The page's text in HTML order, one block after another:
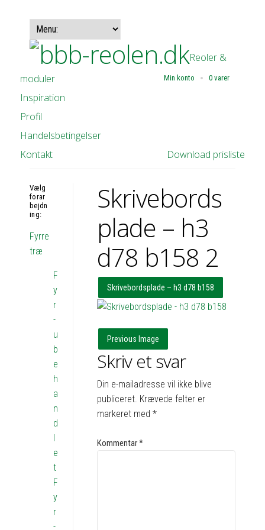
Min konto 0 varer
Reoler &
moduler
Inspiration
Profil
Handelsbetingelser
Download prisliste
Kontakt
Skrivebords
plade – h3
d78 b158 2
Skrivebordsplade – h3 d78 b158
Previous Image
Skriv et svar
Din e-mailadresse vil ikke blive
publiceret. Krævede felter er
markeret med*
Kommentar*
Vælg
forar
bejdn
ing:
Fyrre
træ
F
y
r
-
u
b
e
h
a
n
d
l
e
t
F
y
r
-